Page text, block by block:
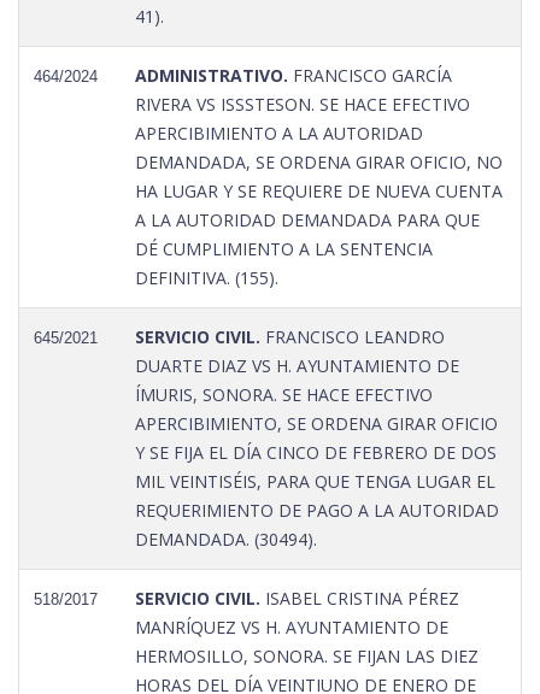
41).
464/2024 ADMINISTRATIVO. FRANCISCO GARCÍA
RIVERA VS ISSSTESON. SE HACE EFECTIVO
APERCIBIMIENTO A LA AUTORIDAD
DEMANDADA, SE ORDENA GIRAR OFICIO, NO
HA LUGAR Y SE REQUIERE DE NUEVA CUENTA
A LA AUTORIDAD DEMANDADA PARA QUE
DÉ CUMPLIMIENTO A LA SENTENCIA
DEFINITIVA. (155).
645/2021 SERVICIO CIVIL. FRANCISCO LEANDRO
DUARTE DIAZ VS H. AYUNTAMIENTO DE
ÍMURIS, SONORA. SE HACE EFECTIVO
APERCIBIMIENTO, SE ORDENA GIRAR OFICIO
Y SE FIJA EL DÍA CINCO DE FEBRERO DE DOS
MIL VEINTISÉIS, PARA QUE TENGA LUGAR EL
REQUERIMIENTO DE PAGO A LA AUTORIDAD
DEMANDADA. (30494).
518/2017 SERVICIO CIVIL. ISABEL CRISTINA PÉREZ
MANRÍQUEZ VS H. AYUNTAMIENTO DE
HERMOSILLO, SONORA. SE FIJAN LAS DIEZ
HORAS DEL DÍA VEINTIUNO DE ENERO DE